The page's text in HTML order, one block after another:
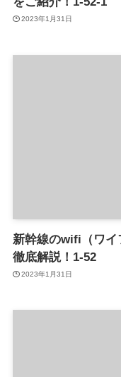
2023年1月31日
新幹線のwifi（ワイ
徹底解説！1-52
2023年1月31日